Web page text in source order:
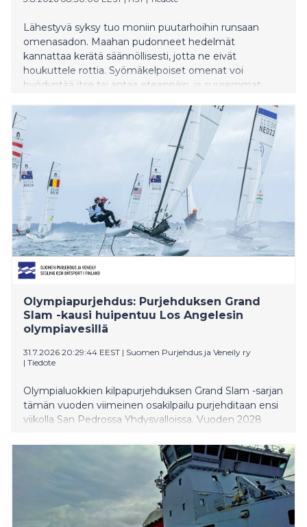
Lähestyvä syksy tuo moniin puutarhoihin runsaan
omenasadon. Maahan pudonneet hedelmät
kannattaa kerätä säännöllisesti, jotta ne eivät
houkuttele rottia. Syömäkelpoiset omenat voi
hyödyntää itse tai antaa eteenpäin, ja suuremmat
Olympiapurjehdus: Purjehduksen Grand
Slam -kausi huipentuu Los Angelesin
olympiavesillä
31.7.2026 20:29:44 EEST | Suomen Purjehdus ja Veneily ry
| Tiedote
Olympialuokkien kilpapurjehduksen Grand Slam -sarjan
tämän vuoden viimeinen osakilpailu purjehditaan ensi
viikolla San Pedrossa Yhdysvalloissa. Vuoden 2028
Pedro tunnetaan tasaisista länsituulistaan ja pitkistä
perinteistään kansainvälisten purjehduskilpailujen
isäntäkaupunkina. Suomalaispurjehtijoista mukana
ovat Akseli Keskinen ja Katariina Roihu Nacra 17 -
veneluokassa. He ovat päässeet ottamaan tuntumaa
olosuhteisiin jo harjoitusten aikana. – Treeniviikko on